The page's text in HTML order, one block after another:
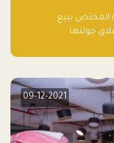
المختص ببيع
جولتها
وتسارع القابضة
09-12-2021